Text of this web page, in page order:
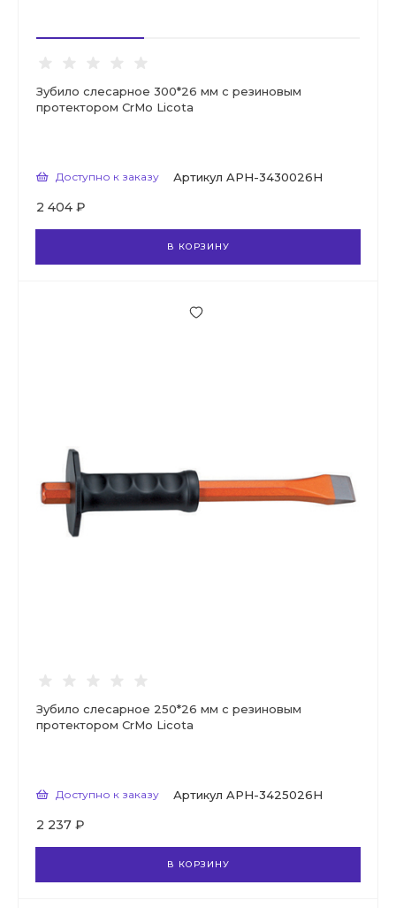
Зубило слесарное 300*26 мм с резиновым
протектором CrMo Licota
Доступно к заказу Артикул APH-3430026H
2 404 ₽
В КОРЗИНУ
Зубило слесарное 250*26 мм с резиновым
протектором CrMo Licota
Доступно к заказу Артикул APH-3425026H
2 237 ₽
В КОРЗИНУ